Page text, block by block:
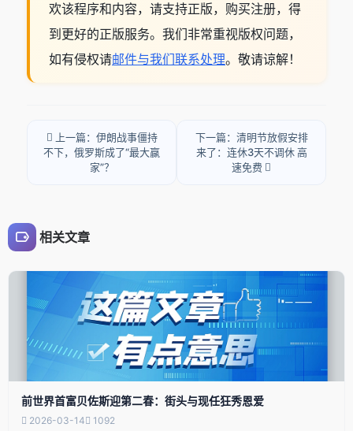
欢该程序和内容，请支持正版，购买注册，得
到更好的正版服务。我们非常重视版权问题，
如有侵权请邮件与我们联系处理。敬请谅解！
上一篇：伊朗战事僵持
不下，俄罗斯成了“最大赢
家”？
下一篇：清明节放假安排
来了：连休3天不调休 高
速免费
相关文章
前世界首富贝佐斯迎第二春：街头与现任狂秀恩爱
2026-03-14 1092